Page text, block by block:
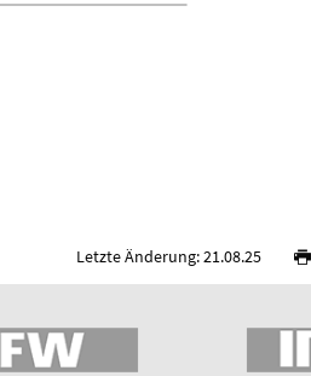
Letzte Änderung: 21.08.25